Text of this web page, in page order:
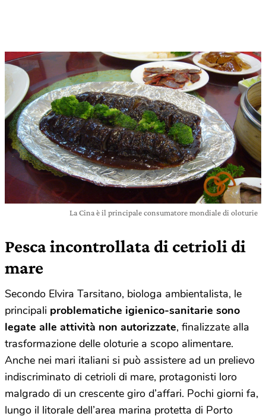
La Cina è il principale consumatore mondiale di oloturie
Pesca incontrollata di cetrioli di
mare
Secondo Elvira Tarsitano, biologa ambientalista, le
principali problematiche igienico-sanitarie sono
legate alle attività non autorizzate, finalizzate alla
trasformazione delle oloturie a scopo alimentare.
Anche nei mari italiani si può assistere ad un prelievo
indiscriminato di cetrioli di mare, protagonisti loro
malgrado di un crescente giro d’affari. Pochi giorni fa,
lungo il litorale dell’area marina protetta di Porto